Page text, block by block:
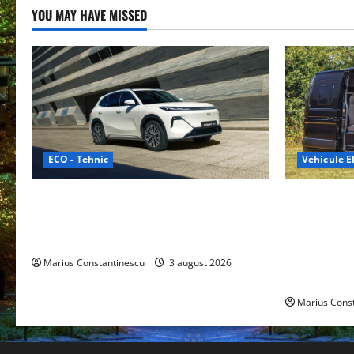
YOU MAY HAVE MISSED
ECO - Tehnic
Marius Constantinescu 3 august 2026
Vehicule
Marius